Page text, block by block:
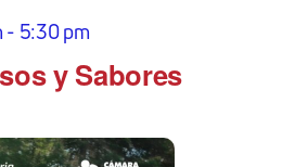
y Sabores
- 5:30 pm